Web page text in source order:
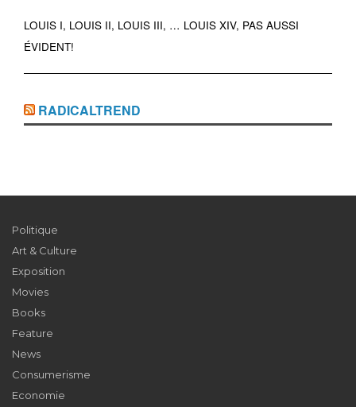
LOUIS I, LOUIS II, LOUIS III, … LOUIS XIV, PAS AUSSI
ÉVIDENT!
RADICALTREND
Politique
Art & Culture
Exposition
Movies
Books
Feature
News
Consumerisme
Economie